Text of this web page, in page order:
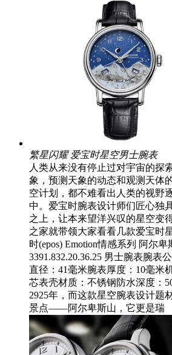
繁星闪耀 爱宝时星空男士腕表
人类从来没有停止过对宇宙的探
象，预测天象的动态和观测天体
空计划，都不难看出人类的视野
中。爱宝时腕表设计师们匠心独
之上，让本来望洋兴叹的星空变
之家就带领大家看看几款爱宝时
时(epos) Emotion情感系列 阿尔卑
3391.832.20.36.25 男士腕表腕表
直径：41毫米腕表厚度：10毫米
芯表壳材质：不锈钢防水深度：
2925年，而这款星空腕表设计题
景点——阿尔卑斯山，它更是瑞